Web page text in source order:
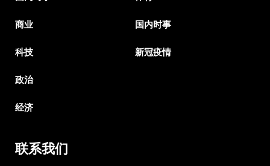
商业
科技
政治
经济
国内时事
新冠疫情
联系我们